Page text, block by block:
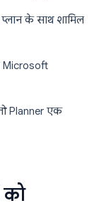
के साथ शामिल
Planner एक
को